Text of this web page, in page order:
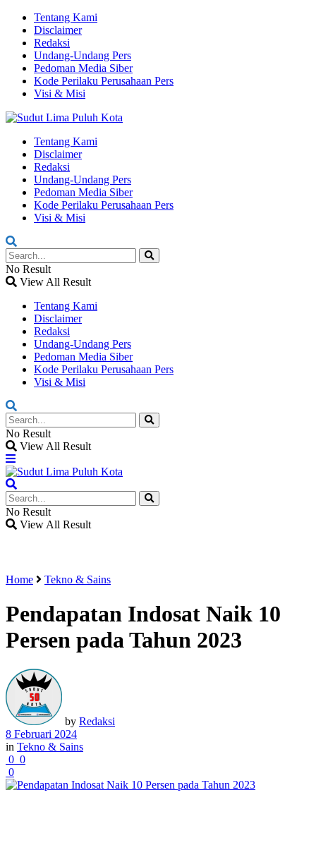
Tentang Kami
Disclaimer
Redaksi
Undang-Undang Pers
Pedoman Media Siber
Kode Perilaku Perusahaan Pers
Visi & Misi
Tentang Kami
Disclaimer
Redaksi
Undang-Undang Pers
Pedoman Media Siber
Kode Perilaku Perusahaan Pers
Visi & Misi
No Result
View All Result
Tentang Kami
Disclaimer
Redaksi
Undang-Undang Pers
Pedoman Media Siber
Kode Perilaku Perusahaan Pers
Visi & Misi
No Result
View All Result
No Result
View All Result
Home Tekno & Sains
Pendapatan Indosat Naik 10
Persen pada Tahun 2023
by Redaksi
8 Februari 2024
in Tekno & Sains
0 0
0